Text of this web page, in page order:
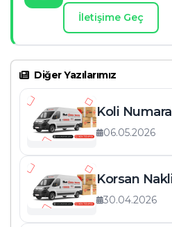
İletişime Geç
Diğer Yazılarımız
Koli
06.05.2026
Korsan
30.04.2026